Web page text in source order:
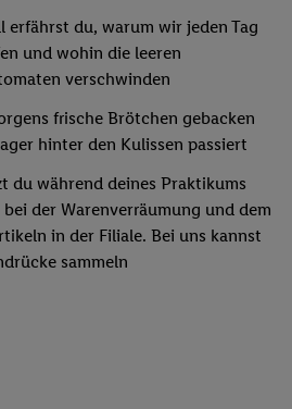
erfährst du, warum wir jeden Tag
und wohin die leeren
verschwinden
frische Brötchen gebacken
hinter den Kulissen passiert
du während deines Praktikums
der Warenverräumung und dem
in der Filiale. Bei uns kannst
sammeln